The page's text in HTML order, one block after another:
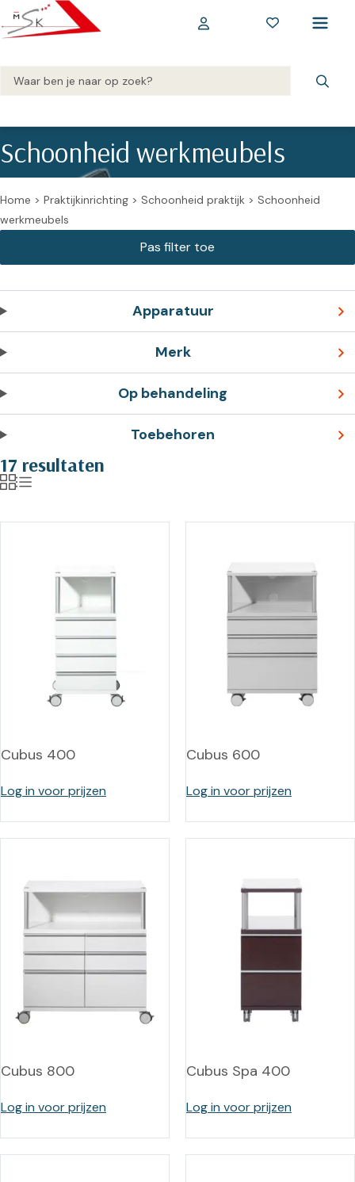
Schoonheid werkmeubels
Home > Praktijkinrichting > Schoonheid praktijk > Schoonheid
werkmeubels
Apparatuur
Merk
Op behandeling
Toebehoren
17 resultaten
Cubus 400
Log in voor prijzen
Cubus 600
Log in voor prijzen
Cubus 800
Log in voor prijzen
Cubus Spa 400
Log in voor prijzen